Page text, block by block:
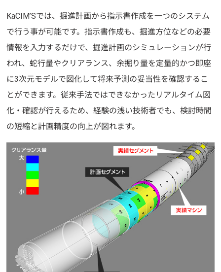
KaCIM’Sでは、掘進計画から指示書作成を一つのシステム
で行う事が可能です。指示書作成も、掘進方位などの必要
情報を入力するだけで、掘進計画のシミュレーションが行
われ、蛇行量やクリアランス、余掘り量を定量的かつ即座
に3次元モデルで図化して将来予測の妥当性を確認するこ
とができます。従来手法ではできなかったリアルタイム図
化・確認が行えるため、経験の浅い技術者でも、検討時間
の短縮と計画精度の向上が図れます。